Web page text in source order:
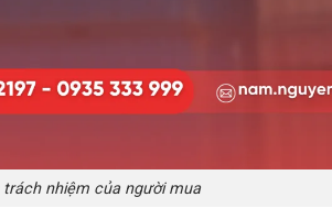
trách nhiệm của người mua